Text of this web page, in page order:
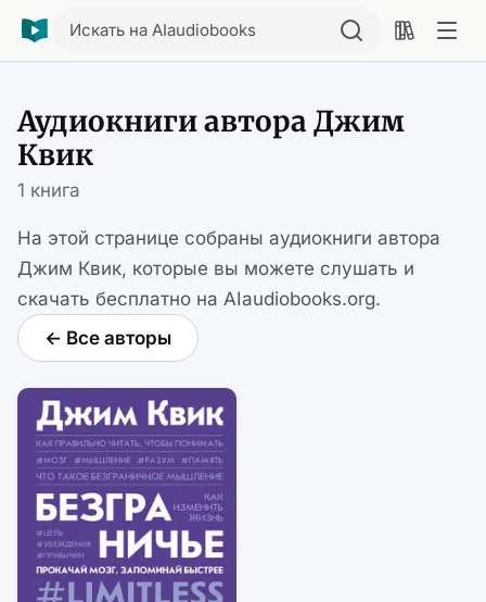
Искать на AIaudiobooks
Аудиокниги автора Джим
Квик
1 книга
На этой странице собраны аудиокниги автора
Джим Квик, которые вы можете слушать и
скачать бесплатно на AIaudiobooks.org.
← Все авторы